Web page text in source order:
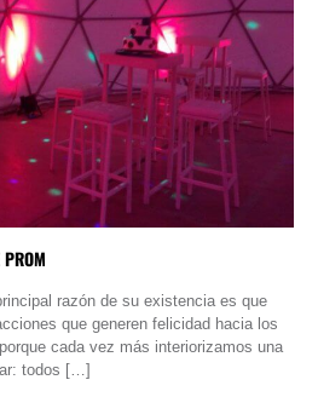
razón de su existencia es que
que generen felicidad hacia los
cada vez más interiorizamos una
todos […]